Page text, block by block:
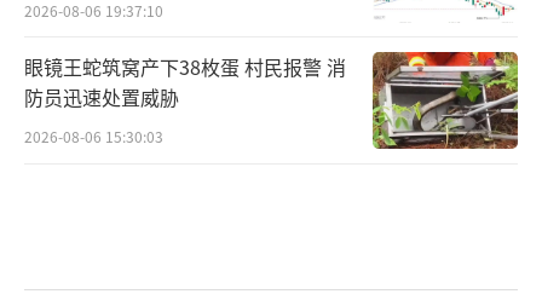
2026-08-06 19:37:10
眼镜王蛇筑窝产下38枚蛋 村民报警 消
防员迅速处置威胁
2026-08-06 15:30:03